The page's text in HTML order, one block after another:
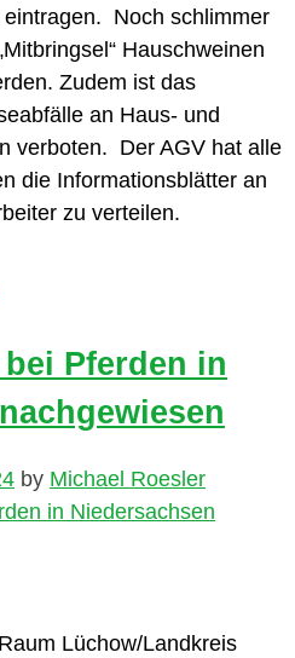
Noch schlimmer
Hauschweinen
Zudem ist das
an Haus- und
verboten. Der AGV hat alle
die Informationsblätter an
zu verteilen.
Pferden in
by Michael Roesler
Lüchow/Landkreis